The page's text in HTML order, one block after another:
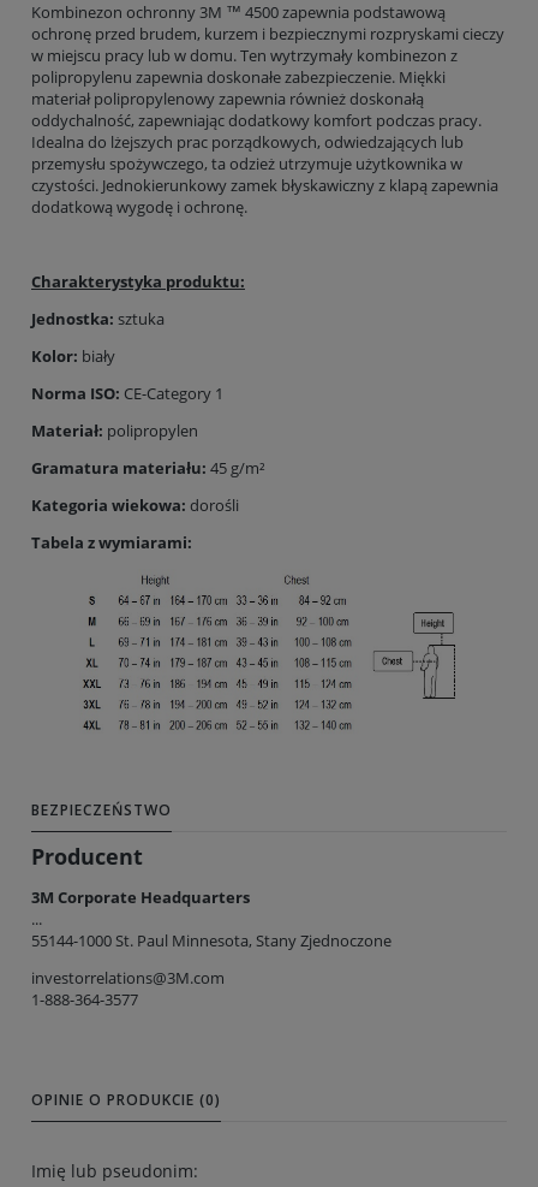
Kombinezon ochronny 3M ™ 4500 zapewnia podstawową
ochronę przed brudem, kurzem i bezpiecznymi rozpryskami cieczy
w miejscu pracy lub w domu. Ten wytrzymały kombinezon z
polipropylenu zapewnia doskonałe zabezpieczenie. Miękki
materiał polipropylenowy zapewnia również doskonałą
oddychalność, zapewniając dodatkowy komfort podczas pracy.
Idealna do lżejszych prac porządkowych, odwiedzających lub
przemysłu spożywczego, ta odzież utrzymuje użytkownika w
czystości. Jednokierunkowy zamek błyskawiczny z klapą zapewnia
dodatkową wygodę i ochronę.
Charakterystyka produktu:
Jednostka: sztuka
Kolor: biały
Norma ISO: CE-Category 1
Materiał: polipropylen
Gramatura materiału: 45 g/m²
Kategoria wiekowa: dorośli
Tabela z wymiarami:
BEZPIECZEŃSTWO
Producent
3M Corporate Headquarters
...
55144-1000 St. Paul Minnesota, Stany Zjednoczone
investorrelations@3M.com
1-888-364-3577
OPINIE O PRODUKCIE (0)
Imię lub pseudonim: